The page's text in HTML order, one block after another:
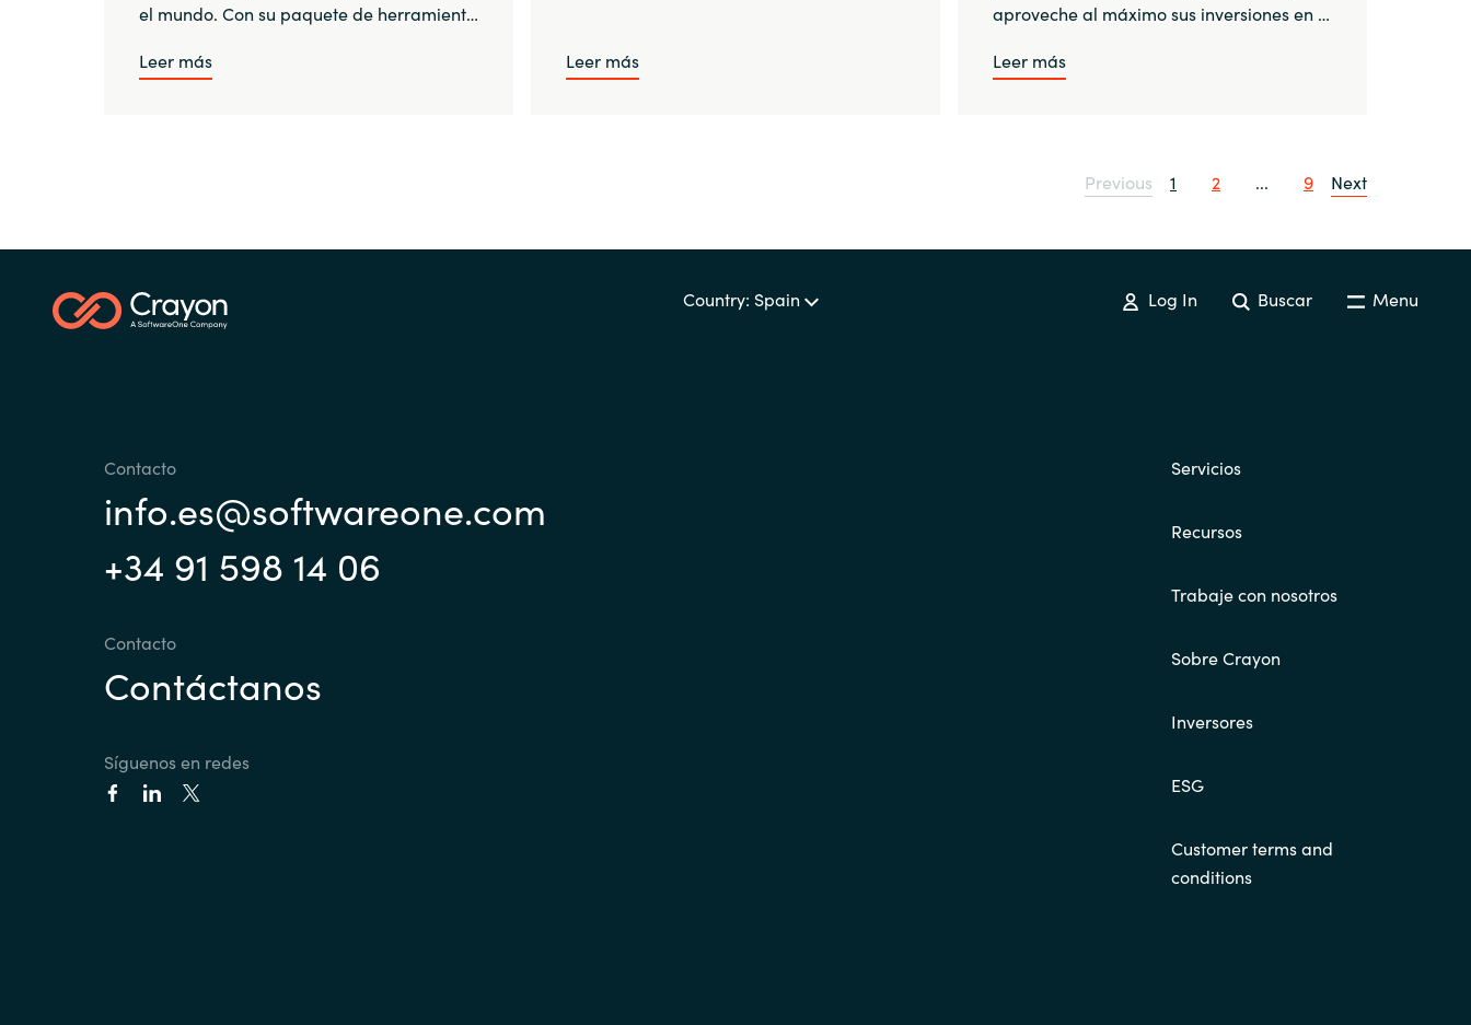
el mundo. Con su paquete de herramient…
Leer más
Leer más
aproveche al máximo sus inversiones en …
Leer más
Previous 1 2 ... 9 Next
Country: Spain Log In Buscar Menu
Contacto
info.es@softwareone.com
+34 91 598 14 06
Contacto
Contáctanos
Síguenos en redes
Servicios
Recursos
Trabaje con nosotros
Sobre Crayon
Inversores
ESG
Customer terms and
conditions